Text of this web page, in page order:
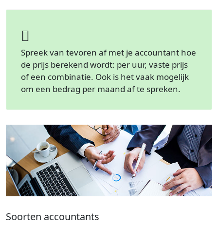
Spreek van tevoren af met je accountant hoe
de prijs berekend wordt: per uur, vaste prijs
of een combinatie. Ook is het vaak mogelijk
om een bedrag per maand af te spreken.
Soorten accountants